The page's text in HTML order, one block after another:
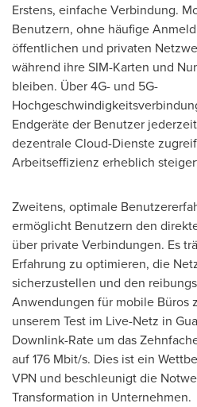
Erstens, einfache Verbindung.
Benutzern, ohne häufige
öffentlichen und privaten
während ihre SIM-Karten und
bleiben. Über 4G- und 5G-
Endgeräte der Benutzer
dezentrale Cloud-Dienste
Arbeitseffizienz erheblich
Zweitens, optimale
ermöglicht Benutzern den
über private Verbindungen. Es
Erfahrung zu optimieren, die
sicherzustellen und den
Anwendungen für mobile Büros
unserem Test im Live-Netz in
Downlink-Rate um das
auf 176 Mbit/s. Dies ist ein
VPN und beschleunigt die
Transformation in Unternehmen.